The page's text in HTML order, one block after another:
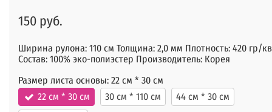
150 руб.
Ширина рулона: 110 см Толщина: 2,0 мм Плотность: 420 гр/
Состав: 100% эко-полиэстер Производитель: Корея
Размер листа основы: 22 см * 30 см
22 см * 30 см
30 см * 110 см
44 см * 30 см